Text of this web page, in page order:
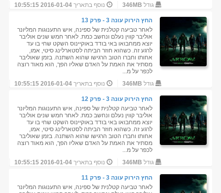
גודל 346MB נוסף בתאריך2016-01-04 10:55:15
החץ הירוק עונה 3 - פרק 13
לאחר טביעה קטלנית של ספינה, איש התענוגות המליונר
אוליבר קווין נעלם ונחשב כמת. לאחר חמש שנים אוליבר
יוצא ממחבואו באי בודד באוקיינוס השקט שחי בו עד
לרגע זה. כשהוא חוזר הביתה לסטארלינג סיטי, אמו,
אחותו וחברו הטוב הרגישו שהוא השתנה. בזמן שאוליבר
מסתיר את האמת על האדם שאליו הפך, הוא מאוד רוצה
לכפר על מ...
גודל 346MB נוסף בתאריך2016-01-04 10:55:15
החץ הירוק עונה 3 - פרק 12
לאחר טביעה קטלנית של ספינה, איש התענוגות המליונר
אוליבר קווין נעלם ונחשב כמת. לאחר חמש שנים אוליבר
יוצא ממחבואו באי בודד באוקיינוס השקט שחי בו עד
לרגע זה. כשהוא חוזר הביתה לסטארלינג סיטי, אמו,
אחותו וחברו הטוב הרגישו שהוא השתנה. בזמן שאוליבר
מסתיר את האמת על האדם שאליו הפך, הוא מאוד רוצה
לכפר על מ...
גודל 346MB נוסף בתאריך2016-01-04 10:55:15
החץ הירוק עונה 3 - פרק 11
לאחר טביעה קטלנית של ספינה, איש התענוגות המליונר